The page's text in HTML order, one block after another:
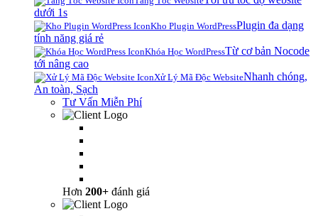
dưới 1s
Kho Plugin WordPressPlugin đa dạng
tính năng giá rẻ
Khóa Học WordPressTừ cơ bản Nocode
tới nâng cao
Xử Lý Mã Độc WebsiteNhanh chóng,
An toàn, Sạch
Tư Vấn Miễn Phí
Hơn 200+ đánh giá